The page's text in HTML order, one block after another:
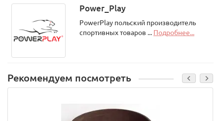
Power_Play
PowerPlay польский производитель
спортивных товаров ... Подробнее...
Рекомендуем посмотреть